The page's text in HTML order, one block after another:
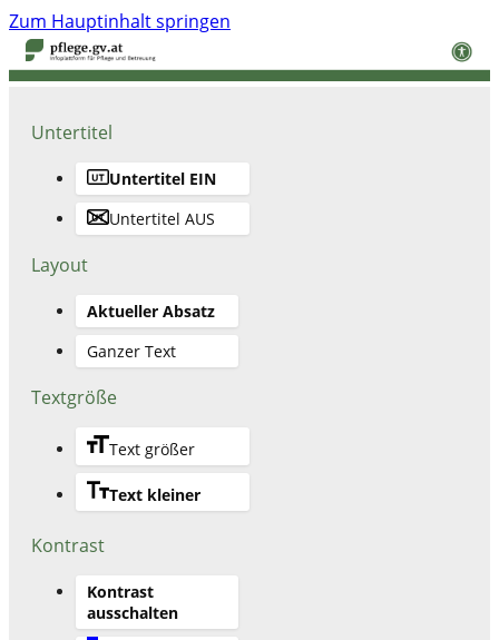
Zum Hauptinhalt springen
Untertitel
Untertitel EIN
Untertitel AUS
Layout
Aktueller Absatz
Ganzer Text
Textgröße
Text größer
Text kleiner
Kontrast
Kontrast
ausschalten